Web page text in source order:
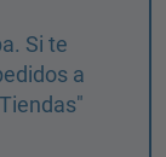
Si te
a